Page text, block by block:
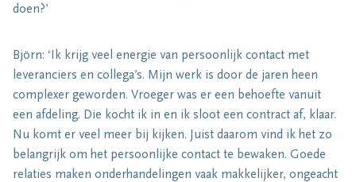
doen?’
Björn: ‘Ik krijg veel energie van persoonlijk contact met
leveranciers en collega’s. Mijn werk is door de jaren heen
complexer geworden. Vroeger was er een behoefte vanuit
een afdeling. Die kocht ik in en ik sloot een contract af, klaar.
Nu komt er veel meer bij kijken. Juist daarom vind ik het zo
belangrijk om het persoonlijke contact te bewaken. Goede
relaties maken onderhandelingen vaak makkelijker, ongeacht